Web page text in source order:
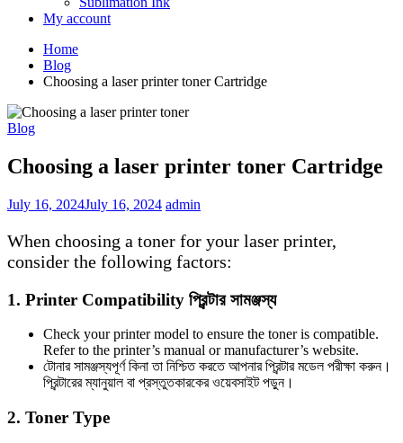
My account
Home
Blog
Choosing a laser printer toner Cartridge
Blog
Choosing a laser printer toner Cartridge
July 16, 2024July 16, 2024 admin
When choosing a toner for your laser printer,
consider the following factors:
1. Printer Compatibility প্রিন্টার সামঞ্জস্য
Check your printer model to ensure the toner is compatible.
Refer to the printer’s manual or manufacturer’s website.
টোনার সামঞ্জস্যপূর্ণ কিনা তা নিশ্চিত করতে আপনার প্রিন্টার মডেল পরীক্ষা করুন।
প্রিন্টারের ম্যানুয়াল বা প্রস্তুতকারকের ওয়েবসাইট পড়ুন।
2. Toner Type